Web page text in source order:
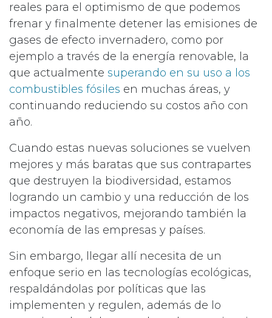
reales para el optimismo de que podemos
frenar y finalmente detener las emisiones de
gases de efecto invernadero, como por
ejemplo a través de la energía renovable, la
que actualmente superando en su uso a los
combustibles fósiles en muchas áreas, y
continuando reduciendo su costos año con
año.
Cuando estas nuevas soluciones se vuelven
mejores y más baratas que sus contrapartes
que destruyen la biodiversidad, estamos
logrando un cambio y una reducción de los
impactos negativos, mejorando también la
economía de las empresas y países.
Sin embargo, llegar allí necesita de un
enfoque serio en las tecnologías ecológicas,
respaldándolas por políticas que las
implementen y regulen, además de lo